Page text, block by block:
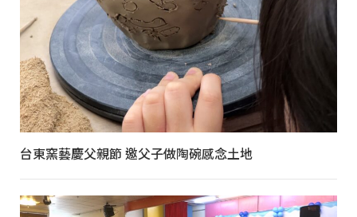
台東窯藝慶父親節 邀父子做陶碗感念土地